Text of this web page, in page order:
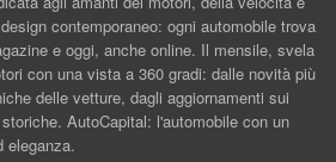
contemporaneo: ogni automobile trova
e oggi, anche online. Il mensile, svela
con una vista a 360 gradi: dalle novità più
delle vetture, dagli aggiornamenti sui
AutoCapital: l'automobile con un
eleganza.